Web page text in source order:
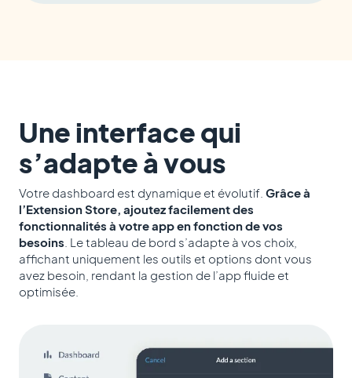
Une interface qui
s’adapte à vous
Votre dashboard est dynamique et évolutif. Grâce à
l’Extension Store, ajoutez facilement des
fonctionnalités à votre app en fonction de vos
besoins . Le tableau de bord s’adapte à vos choix,
affichant uniquement les outils et options dont vous
avez besoin, rendant la gestion de l’app fluide et
optimisée.